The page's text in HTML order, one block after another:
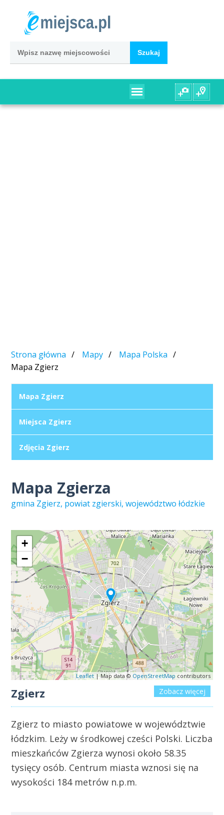
Strona główna Mapy
Mapa Polska
Mapa Zgierz
Mapa Zgierz
Miejsca Zgierz
Zdjęcia Zgierz
Mapa Zgierza
gmina Zgierz, powiat zgierski, województwo łódzkie
+
−
Leaflet| Map data © OpenStreetMap contributors
Zobacz więcej
Zgierz
Zgierz to miasto powiatowe w województwie
łódzkim. Leży w środkowej cześci Polski. Liczba
mieszkańców Zgierza wynosi około 58.35
tysięcy osób. Centrum miasta wznosi się na
wysokości 184 metrów n.p.m.